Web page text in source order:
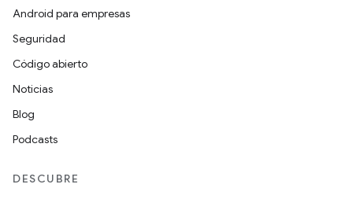
Android para empresas
Seguridad
Código abierto
Noticias
Blog
Podcasts
DESCUBRE